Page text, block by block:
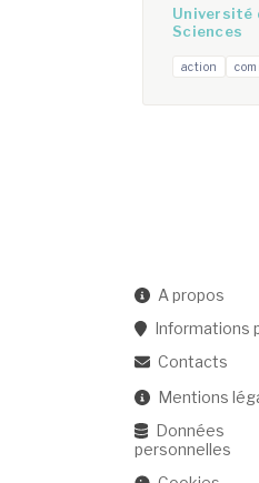
Université
Sciences
action
A propos
Informations
Contacts
Mentions
Données
personnelles